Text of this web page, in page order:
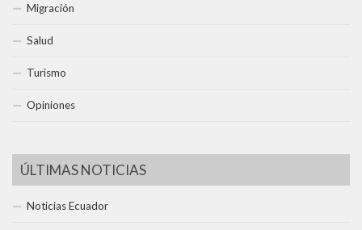
Migración
Salud
Turismo
Opiniones
ÚLTIMAS NOTICIAS
Noticias Ecuador